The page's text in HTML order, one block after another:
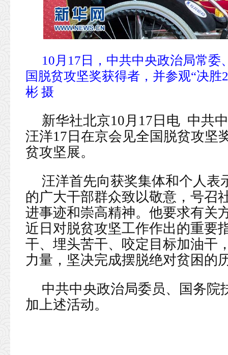
10月17日，中共中央政治局常
国脱贫攻坚奖获得者，并参观“决
彬 摄
新华社北京10月17日电 中共
汪洋17日在京会见全国脱贫攻坚
贫攻坚展。
汪洋首先向获奖集体和个人表
的广大干部群众致以敬意，号召
进事迹和崇高精神。他要求有关
近日对脱贫攻坚工作作出的重要
干、埋头苦干、咬定目标加油干
力量，坚决完成摆脱绝对贫困的
中共中央政治局委员、国务院
加上述活动。